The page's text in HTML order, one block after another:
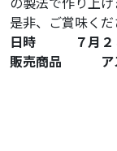
是非、ご賞味くだ
日時 ７月２
販売商品
アボカ
アンデ
枝
ロー